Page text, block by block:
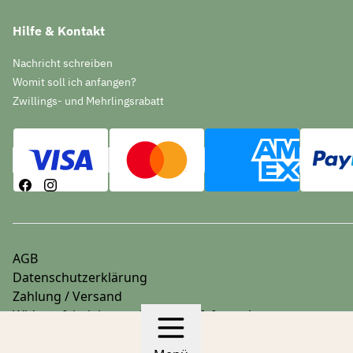
Hilfe & Kontakt
Nachricht schreiben
Womit soll ich anfangen?
Zwillings- und Mehrlingsrabatt
AGB
Datenschutzerklärung
Zahlung / Versand
Widerrufsbelehrung & Widerrufsformular